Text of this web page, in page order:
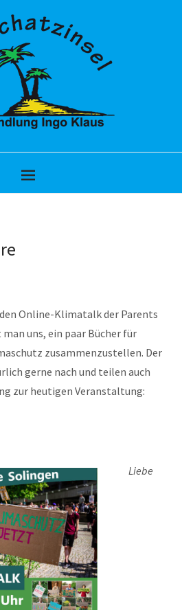
Online-Klimatalk der Parents
uns, ein paar Bücher für
zusammenzustellen. Der
gerne nach und teilen auch
zur heutigen Veranstaltung:
Liebe